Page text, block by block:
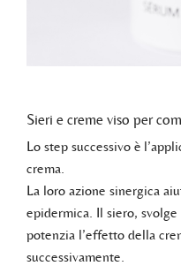
Sieri e creme viso per
Lo step successivo è
crema.
La loro azione sinergica
epidermica. Il siero,
potenzia l’effetto della
successivamente.